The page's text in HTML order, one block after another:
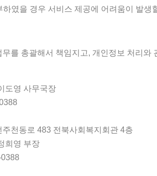
였을 경우 서비스 제공에 어려움이 발생
를 총괄해서 책임지고, 개인정보 처리
도영 사무국장
천동로 483 전북사회복지회관 4층
희영 부장